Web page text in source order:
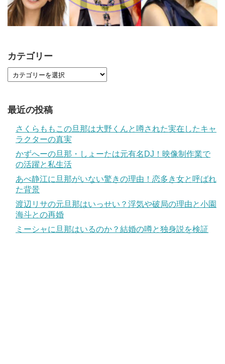
カテゴリー
最近の投稿
さくらももこの旦那は大野くんと噂された実在したキャ
ラクターの真実
かずへーの旦那・しょーたは元有名DJ！映像制作業で
の活躍と私生活
あべ静江に旦那がいない驚きの理由！恋多き女と呼ばれ
た背景
渡辺リサの元旦那はいっせい？浮気や破局の理由と小園
海斗との再婚
ミーシャに旦那はいるのか？結婚の噂と独身説を検証